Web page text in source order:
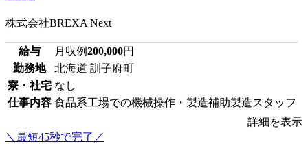
株式会社BREXA Next
給与 月収例200,000円
勤務地
北海道 訓子府町
寮・社宅 なし
仕事内容 食品系工場での機械操作・製造補助製造スタッフ
詳細を表示
＼最短45秒で完了／